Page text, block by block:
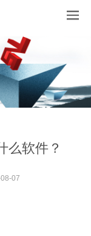
么软件？
07